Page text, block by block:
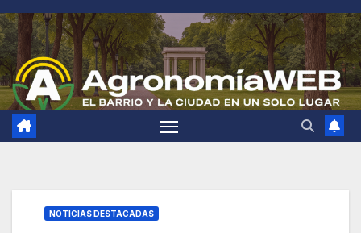
Saltar
al
contenido
NOTICIAS DESTACADAS